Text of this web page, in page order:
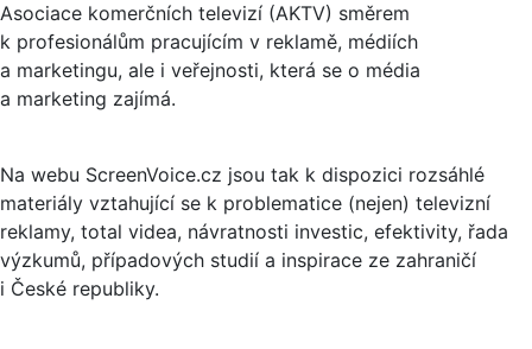
Asociace komerčních televizí (AKTV) směrem
k profesionálům pracujícím v reklamě, médiích
a marketingu, ale i veřejnosti, která se o média
a marketing zajímá.
Na webu ScreenVoice.cz jsou tak k dispozici rozsáhlé
materiály vztahující se k problematice (nejen) televizní
reklamy, total videa, návratnosti investic, efektivity, řada
výzkumů, případových studií a inspirace ze zahraničí
i České republiky.